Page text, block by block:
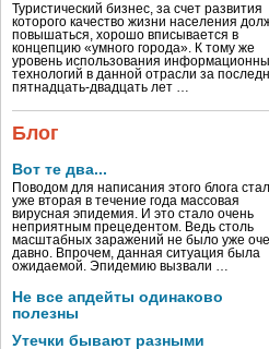
Туристический бизнес, за счет развития
которого качество жизни населения
повышаться, хорошо вписывается в
концепцию «умного города». К тому же
уровень использования
технологий в данной отрасли за
пятнадцать-двадцать лет …
Блог
Вот те два...
Поводом для написания этого блога
уже вторая в течение года массовая
вирусная эпидемия. И это стало очень
неприятным прецедентом. Ведь столь
масштабных заражений не было уже
давно. Впрочем, данная ситуация была
ожидаемой. Эпидемию вызвали …
Не все апдейты одинаково
полезны
Утечки бывают разными